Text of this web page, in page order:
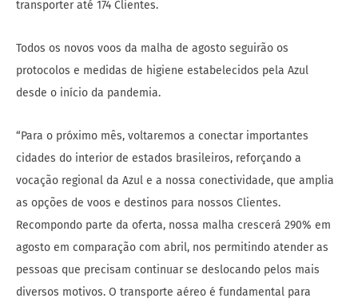
transporter até 174 Clientes.
Todos os novos voos da malha de agosto seguirão os
protocolos e medidas de higiene estabelecidos pela Azul
desde o início da pandemia.
“Para o próximo mês, voltaremos a conectar importantes
cidades do interior de estados brasileiros, reforçando a
vocação regional da Azul e a nossa conectividade, que amplia
as opções de voos e destinos para nossos Clientes.
Recompondo parte da oferta, nossa malha crescerá 290% em
agosto em comparação com abril, nos permitindo atender as
pessoas que precisam continuar se deslocando pelos mais
diversos motivos. O transporte aéreo é fundamental para